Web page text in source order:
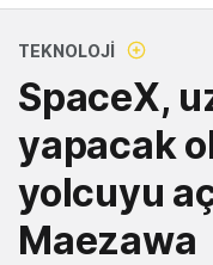
TEKNOLOJI
SpaceX,
yapacak
yolcuyu
Maezawa